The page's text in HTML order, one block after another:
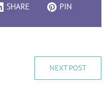
SHARE PIN
NEXT POST